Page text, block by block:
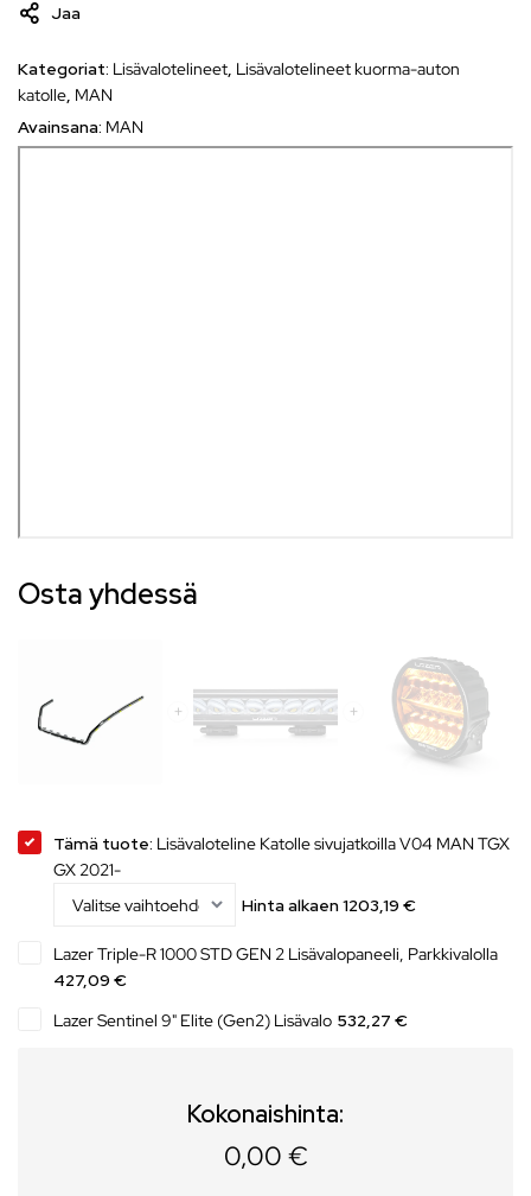
Jaa
Kategoriat: Lisävalotelineet, Lisävalotelineet kuorma-auton
katolle, MAN
Avainsana: MAN
Osta yhdessä
Tämä tuote: Lisävaloteline Katolle sivujatkoilla V04 MAN TGX
GX 2021-
Hinta alkaen1203,19 €
Lazer Triple-R 1000 STD GEN 2 Lisävalopaneeli, Parkkivalolla
427,09 €
Lazer Sentinel 9" Elite (Gen2) Lisävalo 532,27 €
Kokonaishinta:
0,00 €